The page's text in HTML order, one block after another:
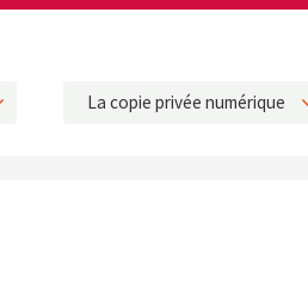
La copie privée numérique